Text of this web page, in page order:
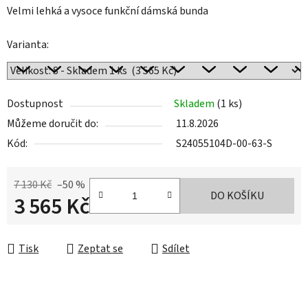
Velmi lehká a vysoce funkční dámská bunda
Varianta:
Dostupnost Skladem (1 ks)
Můžeme doručit do:
11.8.2026
Kód:
S24055104D-00-63-S
7 130 Kč –50 %
3 565 Kč DO KOŠÍKU
Tisk Zeptat se Sdílet